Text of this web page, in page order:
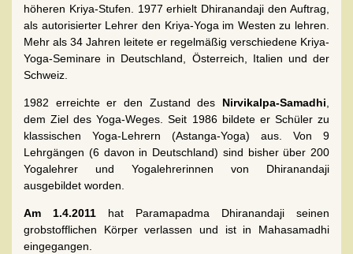
höheren Kriya-Stufen. 1977 erhielt Dhiranandaji den Auftrag,
als autorisierter Lehrer den Kriya-Yoga im Westen zu lehren.
Mehr als 34 Jahren leitete er regelmäßig verschiedene Kriya-
Yoga-Seminare in Deutschland, Österreich, Italien und der
Schweiz.
1982 erreichte er den Zustand des Nirvikalpa-Samadhi
dem Ziel des Yoga-Weges. Seit 1986 bildete er Schüler zu
klassischen Yoga-Lehrern (Astanga-Yoga) aus. Von 9
Lehrgängen (6 davon in Deutschland) sind bisher über 200
Yogalehrer und Yogalehrerinnen von Dhiranandaji
ausgebildet worden.
Am 1.4.2011 hat Paramapadma Dhiranandaji seinen
grobstofflichen Körper verlassen und ist in Mahasamadhi
eingegangen.